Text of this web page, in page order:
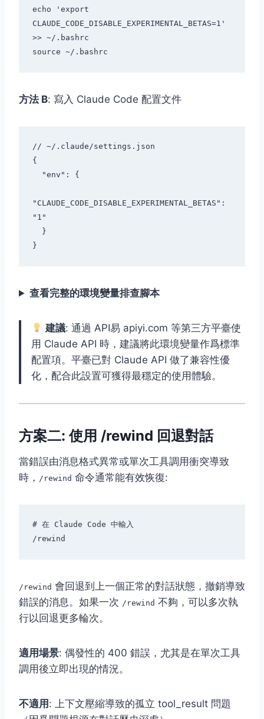
echo 'export
CLAUDE_CODE_DISABLE_EXPERIMENTAL_BETAS=1'
>> ~/.bashrc
方法 B: 寫入 Claude Code 配置文件
// ~/.claude/settings.json
{
"CLAUDE_CODE_DISABLE_EXPERIMENTAL_BETAS":
"1"
查看完整的環境變量排查腳本
建議: 通過 API易 apiyi.com 等第三方平臺使
用 Claude API 時，建議將此環境變量作爲標準
配置項。平臺已對 Claude API 做了兼容性優
化，配合此設置可獲得最穩定的使用體驗。
方案二: 使用 /rewind 回退對話
當錯誤由消息格式異常或單次工具調用衝突導致
時， /rewind 命令通常能有效恢復:
# 在 Claude Code 中輸入
/rewind 會回退到上一個正常的對話狀態，撤銷導致
錯誤的消息。如果一次 /rewind 不夠，可以多次執
行以回退更多輪次。
適用場景: 偶發性的 400 錯誤，尤其是在單次工具
調用後立即出現的情況。
不適用 : 上下文壓縮導致的孤立 tool_result 問題